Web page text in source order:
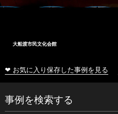
大船渡市民文化会館
❤ お気に入り保存した事例を見る
事例を検索する